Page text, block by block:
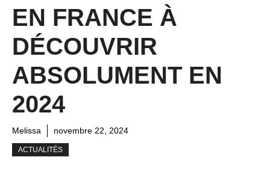
EN FRANCE À
DÉCOUVRIR
ABSOLUMENT EN
2024
Melissa novembre 22, 2024
ACTUALITÉS